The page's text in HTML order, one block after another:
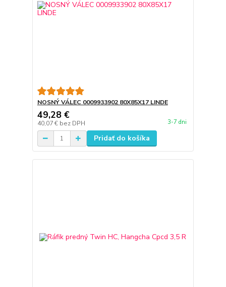
NOSNÝ VÁLEC 0009933902 80X85X17 LINDE
49,28 €
40,07 € bez DPH 3-7 dni
Pridať do košíka